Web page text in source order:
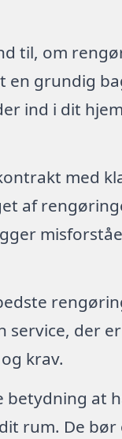
til, om
en grundig
ind i dit
med
af
service, der
krav.
betydning at
rum. De